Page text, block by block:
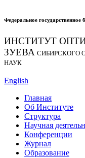
Федеральное государственное
ИНСТИТУТ
ЗУЕВА СИБИРСКОГО
НАУК
English
Главная
Об Институте
Структура
Научная
Конференции
Журнал
Образование